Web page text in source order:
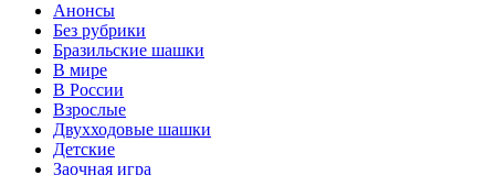
Анонсы
Без рубрики
Бразильские шашки
В мире
В России
Взрослые
Двухходовые шашки
Детские
Заочная игра